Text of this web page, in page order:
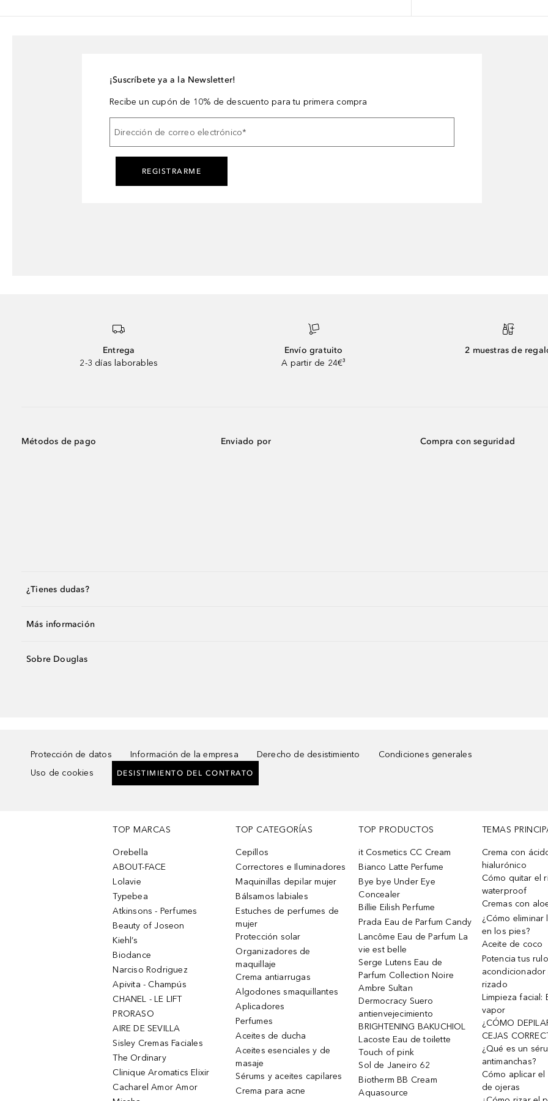
¡Suscríbete ya a la Newsletter!
Recibe un cupón de 10% de descuento para tu primera compra
Dirección de correo electrónico*
REGISTRARME
Entrega
2-3 días laborables
Envío gratuito
A partir de 24€³
2 muestras de
Métodos de pago Enviado por Compra con seguridad
¿Tienes dudas?
Más información
Sobre Douglas
Protección de datos Información de la empresa Derecho de desistimiento
Condiciones generales
Uso de cookies
DESISTIMIENTO DEL CONTRATO
TOP MARCAS
Orebella
ABOUT-FACE
Lolavie
Typebea
Atkinsons - Perfumes
Beauty of Joseon
Kiehl’s
Biodance
Narciso Rodriguez
Apivita - Champús
CHANEL - LE LIFT
PRORASO
AIRE DE SEVILLA
Sisley Cremas Faciales
The Ordinary
Clinique Aromatics Elixir
Cacharel Amor Amor
TOP CATEGORÍAS
Cepillos
Correctores e Iluminadores
Maquinillas depilar mujer
Bálsamos labiales
Estuches de perfumes de
mujer
Protección solar
Organizadores de
maquillaje
Crema antiarrugas
Algodones smaquillantes
Aplicadores
Perfumes
Aceites de ducha
Aceites esenciales y de
masaje
Sérums y aceites capilares
Crema para acne
TOP PRODUCTOS
it Cosmetics CC Cream
Bianco Latte Perfume
Bye bye Under Eye
Concealer
Billie Eilish Perfume
Prada Eau de Parfum Candy
Lancôme Eau de Parfum La
vie est belle
Serge Lutens Eau de
Parfum Collection Noire
Ambre Sultan
Dermocracy Suero
antienvejecimiento
BRIGHTENING BAKUCHIOL
Lacoste Eau de toilette
Touch of pink
Sol de Janeiro 62
Biotherm BB Cream
Aquasource
TEMAS
Crema con
hialurónico
Cómo quitar el
waterproof
Cremas con
¿Cómo eliminar
en los pies?
Aceite de coco
Potencia tus
rizado
Limpieza facial:
vapor
¿CÓMO
CEJAS
¿Qué es un
antimanchas?
Cómo aplicar
de ojeras